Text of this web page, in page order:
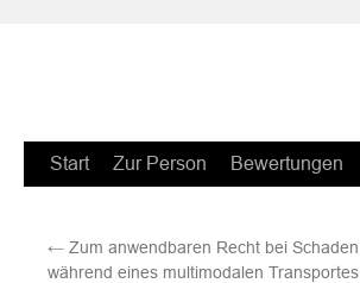
Zum
springen
Start Zur Person Bewertungen
← Zum anwendbaren Recht bei Schaden
während eines multimodalen Transportes